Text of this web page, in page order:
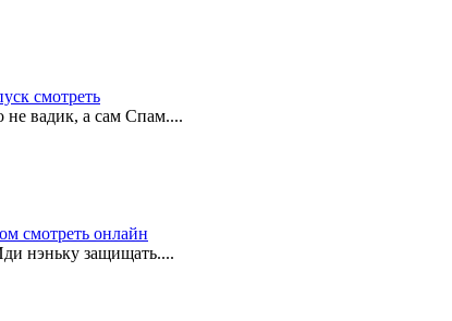
смотреть
не вадик, а сам Спам....
смотреть онлайн
нэньку защищать....